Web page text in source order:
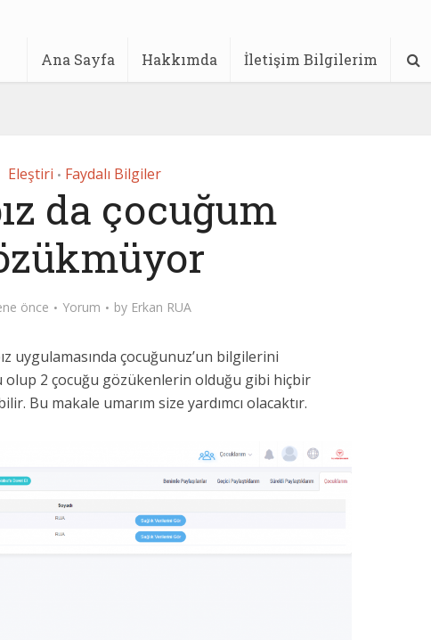
Ana Sayfa Hakkımda İletişim Bilgilerim
Eleştiri • Faydalı Bilgiler
da çocuğum
önce Yorum by Erkan RUA
uygulamasında çocuğunuz’un bilgilerini
olup 2 çocuğu gözükenlerin olduğu gibi hiçbir
Bu makale umarım size yardımcı olacaktır.